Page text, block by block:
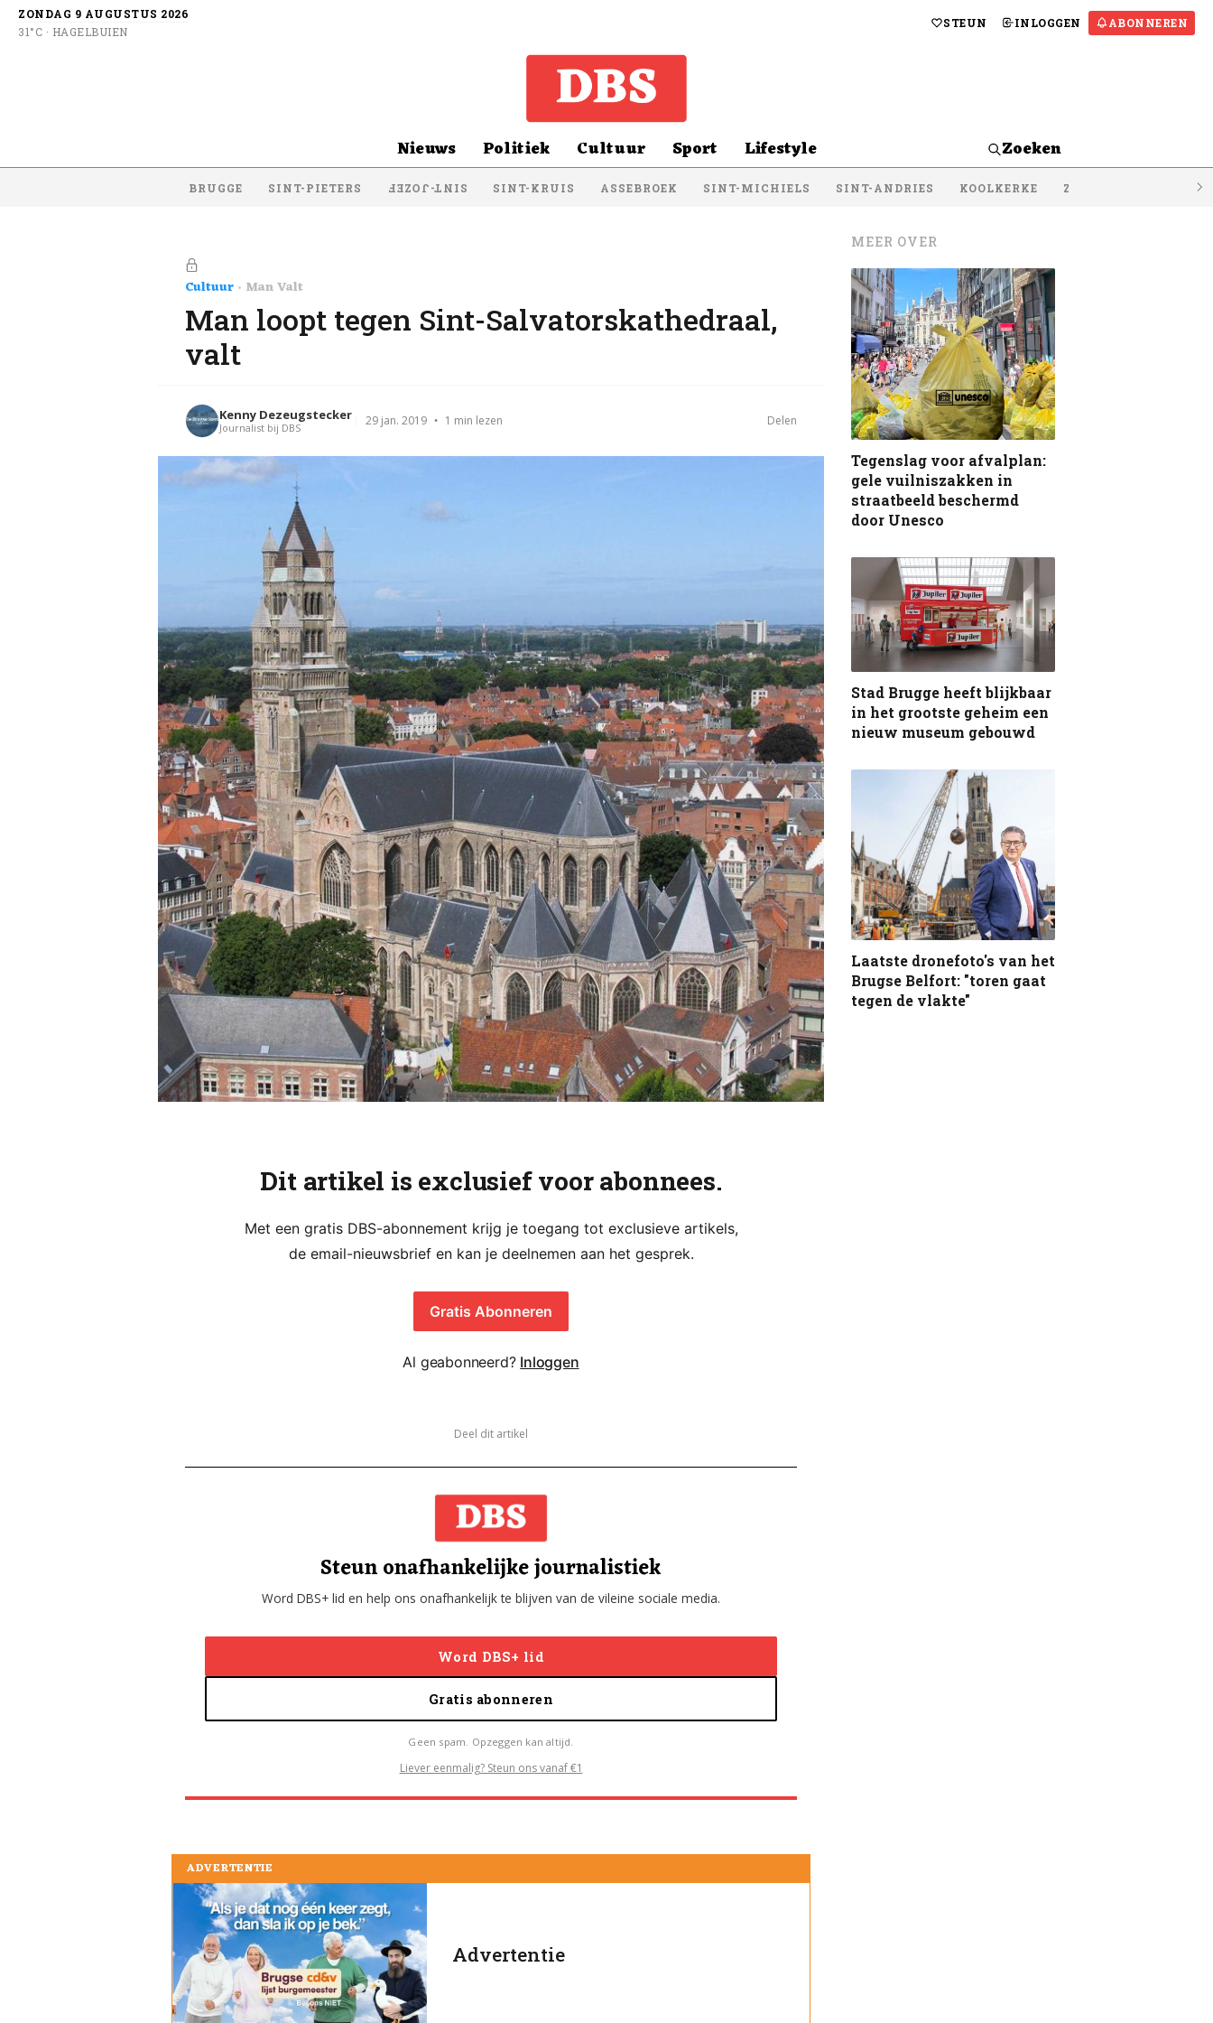
ZONDAG 9 AUGUSTUS 2026
31°C · HAGELBUIEN
STEUN INLOGGEN ABONNEREN
Nieuws Politiek Cultuur Sport Lifestyle Zoeken
BRUGGE SINT-PIETERS SINT-JOZEF SINT-KRUIS ASSEBROEK SINT-MICHIELS SINT-ANDRIES KOOLKERKE ZEEBRUGGE
Cultuur Man Valt
Man loopt tegen Sint-Salvatorskathedraal,
valt
Kenny Dezeugstecker
Journalist bij DBS 29 jan. 2019 1 min lezen Delen
Dit artikel is exclusief voor abonnees.
Met een gratis DBS-abonnement krijg je toegang tot exclusieve artikels,
de email-nieuwsbrief en kan je deelnemen aan het gesprek.
Gratis Abonneren
Al geabonneerd? Inloggen
Deel dit artikel
Steun onafhankelijke journalistiek
Word DBS+ lid en help ons onafhankelijk te blijven van de vileine sociale media.
Word DBS+ lid
Gratis abonneren
Geen spam. Opzeggen kan altijd.
Liever eenmalig? Steun ons vanaf €1
ADVERTENTIE
Advertentie
MEER OVER
Tegenslag voor afvalplan:
gele vuilniszakken in
straatbeeld beschermd
door Unesco
Stad Brugge heeft blijkbaar
in het grootste geheim een
nieuw museum gebouwd
Laatste dronefoto's van het
Brugse Belfort: "toren gaat
tegen de vlakte"